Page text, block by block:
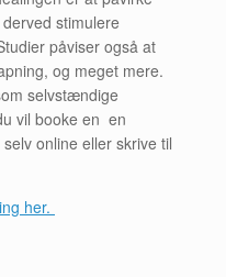
stimulere
påviser også at
og meget mere.
selvstændige
vil booke en en
online eller skrive til
her.